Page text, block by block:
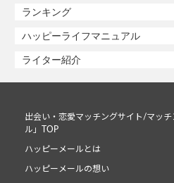
ランキング
ハッピーライフマニュアル
ライター紹介
出会い・恋愛マッチングサイト/マッ
ル」TOP
ハッピーメールとは
ハッピーメールの想い